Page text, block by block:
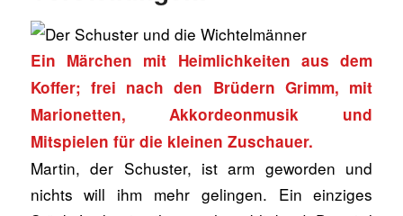
Ein Märchen mit Heimlichkeiten aus dem
Koffer; frei nach den Brüdern Grimm, mit
Marionetten, Akkordeonmusik und
Mitspielen für die kleinen Zuschauer.
Martin, der Schuster, ist arm geworden und
nichts will ihm mehr gelingen. Ein einziges